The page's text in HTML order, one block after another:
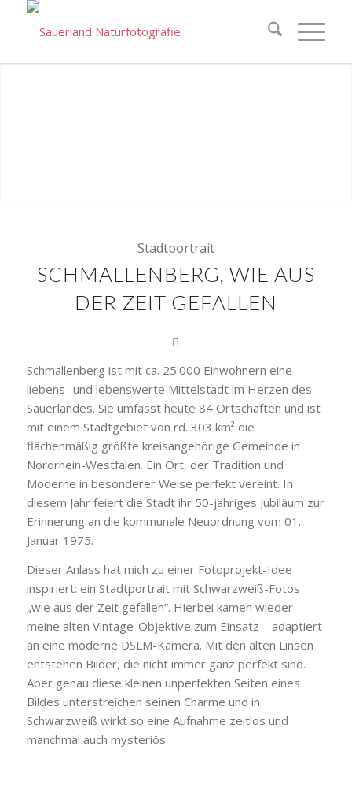
Stadtportrait
SCHMALLENBERG, WIE AUS
DER ZEIT GEFALLEN
Schmallenberg ist mit ca. 25.000 Einwohnern eine
liebens- und lebenswerte Mittelstadt im Herzen des
Sauerlandes. Sie umfasst heute 84 Ortschaften und ist
mit einem Stadtgebiet von rd. 303 km² die
flächenmäßig größte kreisangehörige Gemeinde in
Nordrhein-Westfalen. Ein Ort, der Tradition und
Moderne in besonderer Weise perfekt vereint. In
diesem Jahr feiert die Stadt ihr 50-jähriges Jubiläum zur
Erinnerung an die kommunale Neuordnung vom 01.
Januar 1975.
Dieser Anlass hat mich zu einer Fotoprojekt-Idee
inspiriert: ein Stadtportrait mit Schwarzweiß-Fotos
„wie aus der Zeit gefallen“. Hierbei kamen wieder
meine alten Vintage-Objektive zum Einsatz – adaptiert
an eine moderne DSLM-Kamera. Mit den alten Linsen
entstehen Bilder, die nicht immer ganz perfekt sind.
Aber genau diese kleinen unperfekten Seiten eines
Bildes unterstreichen seinen Charme und in
Schwarzweiß wirkt so eine Aufnahme zeitlos und
manchmal auch mysteriös.